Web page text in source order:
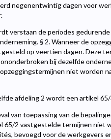
negenentwintig dagen voor
verstaan de periodes
§ 2. Wanneer de
op veertien dagen. Deze
bij dezelfde
niet worden
afdeling 2 wordt een artikel
van toepassing van de
65/2 vastgestelde termijnen niet
bevoegd voor de werkgevers